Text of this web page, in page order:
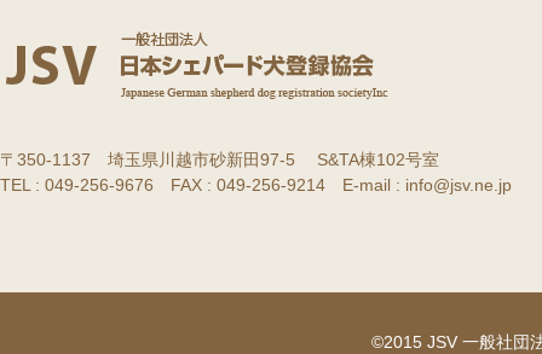
〒350-1137 埼玉県川越市砂新田97-5 S&TA棟102号室
TEL : 049-256-9676 FAX : 049-256-9214 E-mail : info@jsv.ne.jp
©2015 JSV 一般社団